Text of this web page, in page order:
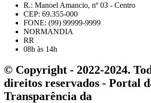
R.: Manoel Amancio, nº 03 - Centro
CEP: 69.355-000
FONE: (99) 99999-9999
NORMANDIA
RR
08h às 14h
© Copyright - 2022-2024.
direitos reservados - Portal
Transparência da